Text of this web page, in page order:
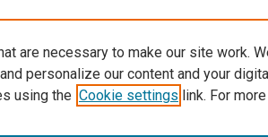
are necessary to make our site work.
personalize our content and your
using the Cookie settings link. For